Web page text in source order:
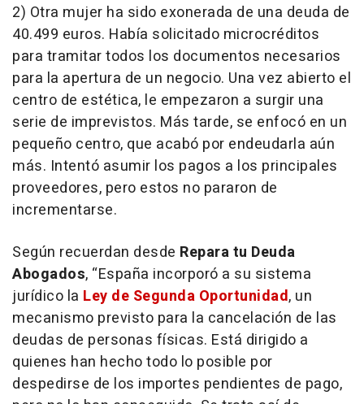
2) Otra mujer ha sido exonerada de una deuda de
40.499 euros. Había solicitado microcréditos
para tramitar todos los documentos necesarios
para la apertura de un negocio. Una vez abierto el
centro de estética, le empezaron a surgir una
serie de imprevistos. Más tarde, se enfocó en un
pequeño centro, que acabó por endeudarla aún
más. Intentó asumir los pagos a los principales
proveedores, pero estos no pararon de
incrementarse.
Según recuerdan desde Repara tu Deuda
Abogados, “España incorporó a su sistema
jurídico la Ley de Segunda Oportunidad, un
mecanismo previsto para la cancelación de las
deudas de personas físicas. Está dirigido a
quienes han hecho todo lo posible por
despedirse de los importes pendientes de pago,